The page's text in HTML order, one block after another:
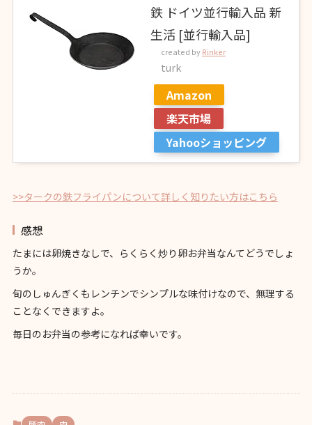
鉄 ドイツ並行輸入品 新
生活 [並行輸入品]
created by Rinker
turk
Amazon
楽天市場
Yahooショッピング
>>タークの鉄フライパンについて詳しく知りたい方はこちら
感想
たまには卵焼きなしで、らくらく炒り卵お弁当なんてどうでしょ
うか。
旬のしゅんぎくもレンチンでシンプルな味付けなので、無理する
ことなくできますよ。
毎日のお弁当の参考になれば幸いです。